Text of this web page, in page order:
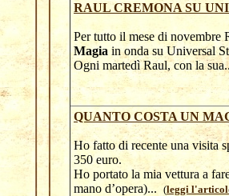
RAUL CREMONA SU
Per tutto il mese di novembre
Magia in onda su Universal
Ogni martedì Raul, con la
QUANTO COSTA UN
Ho fatto di recente una visita
350 euro.
Ho portato la mia vettura a
mano d’opera)... (leggi